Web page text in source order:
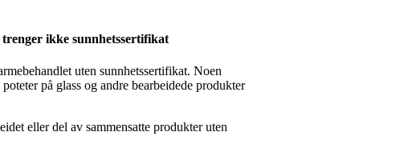
ikke sunnhetssertifikat
uten sunnhetssertifikat. Noen
på glass og andre bearbeidede produkter
eller del av sammensatte produkter uten